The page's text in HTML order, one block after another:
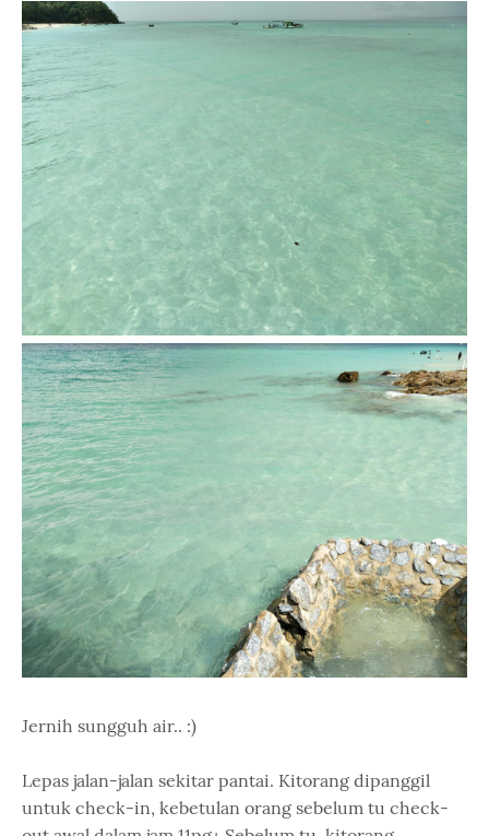
Jernih sungguh air.. :)
Lepas jalan-jalan sekitar pantai. Kitorang dipanggil
untuk check-in, kebetulan orang sebelum tu check-